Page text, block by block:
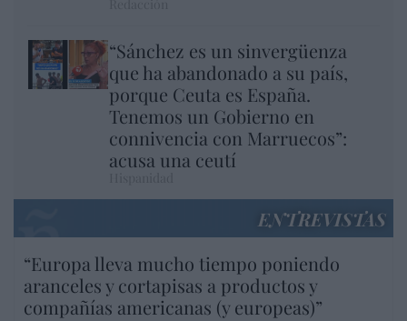
“Sánchez es un sinvergüenza
que ha abandonado a su país,
porque Ceuta es España.
Tenemos un Gobierno en
connivencia con Marruecos”:
acusa una ceutí
ENTREVISTAS
“Europa lleva mucho tiempo poniendo
aranceles y cortapisas a productos y
compañías americanas (y europeas)”